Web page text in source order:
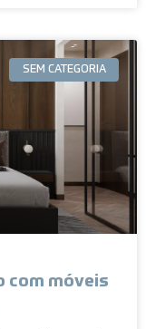
SEM CATEGORIA
com móveis